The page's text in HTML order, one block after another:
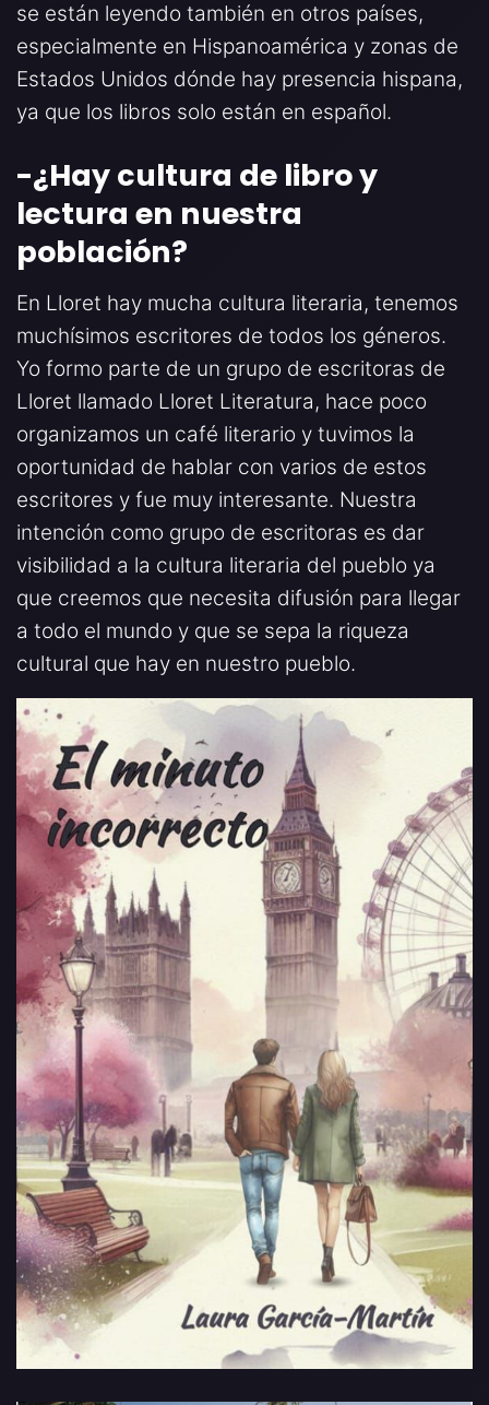
se están leyendo también en otros países,
especialmente en Hispanoamérica y zonas de
Estados Unidos dónde hay presencia hispana,
ya que los libros solo están en español.
-¿Hay cultura de libro y
lectura en nuestra
población?
En Lloret hay mucha cultura literaria, tenemos
muchísimos escritores de todos los géneros.
Yo formo parte de un grupo de escritoras de
Lloret llamado Lloret Literatura, hace poco
organizamos un café literario y tuvimos la
oportunidad de hablar con varios de estos
escritores y fue muy interesante. Nuestra
intención como grupo de escritoras es dar
visibilidad a la cultura literaria del pueblo ya
que creemos que necesita difusión para llegar
a todo el mundo y que se sepa la riqueza
cultural que hay en nuestro pueblo.